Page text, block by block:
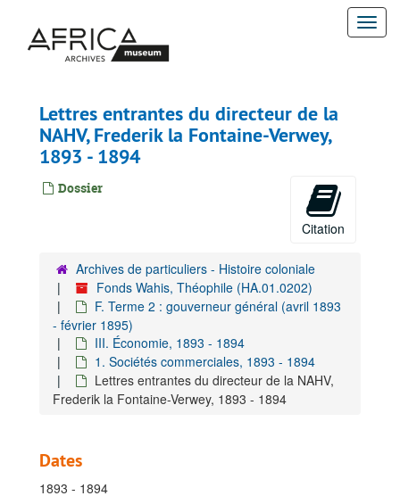
contenu
Lettres entrantes du directeur de la
NAHV, Frederik la Fontaine-Verwey,
1893 - 1894
Dossier
Citation
Archives de particuliers - Histoire coloniale
Fonds Wahis, Théophile (HA.01.0202)
F. Terme 2 : gouverneur général (avril 1893
- février 1895)
III. Économie, 1893 - 1894
1. Sociétés commerciales, 1893 - 1894
Lettres entrantes du directeur de la NAHV,
Frederik la Fontaine-Verwey, 1893 - 1894
Dates
1893 - 1894